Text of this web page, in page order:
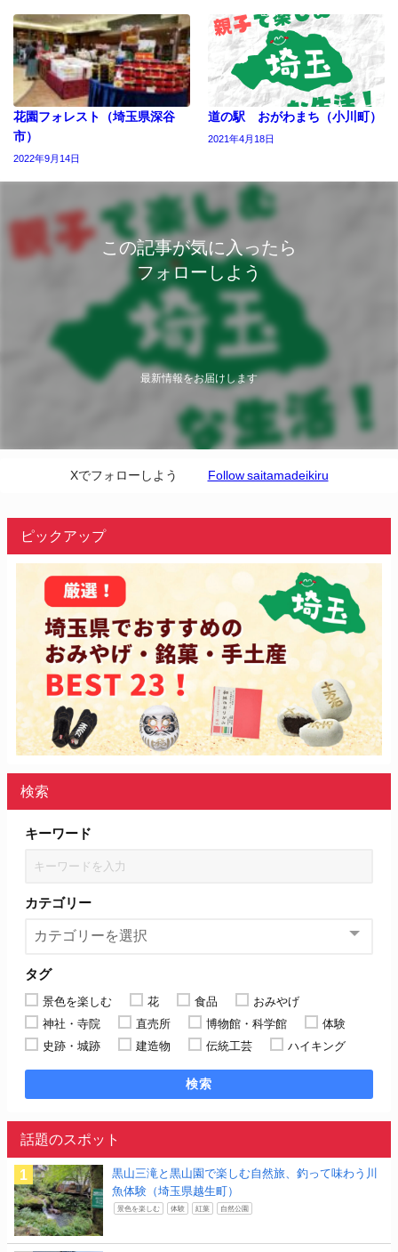
花園フォレスト（埼玉県深谷
市）
2022年9月14日
道の駅 おがわまち（小川町）
2021年4月18日
この記事が気に入ったら
フォローしよう
最新情報をお届けします
Xでフォローしよう Follow saitamadeikiru
ピックアップ
検索
キーワード
カテゴリー
タグ
景色を楽しむ 花 食品
おみやげ
神社・寺院
直売所 博物館・科学館
体験
史跡・城跡
建造物 伝統工芸 ハイキング
検索
話題のスポット
黒山三滝と黒山園で楽しむ自然旅、釣って味わう川
魚体験（埼玉県越生町）
景色を楽しむ 体験 紅葉 自然公園